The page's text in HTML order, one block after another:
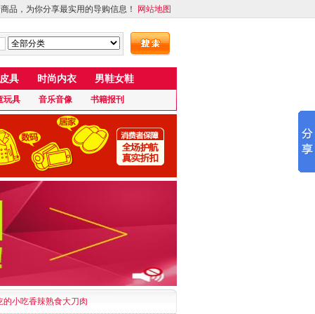
品，为你分享最实用的导购信息！ 网站地图
具 时尚内衣 男鞋女鞋
玩具 音乐音像 书籍报刊
小吃香辣熟食大刀肉